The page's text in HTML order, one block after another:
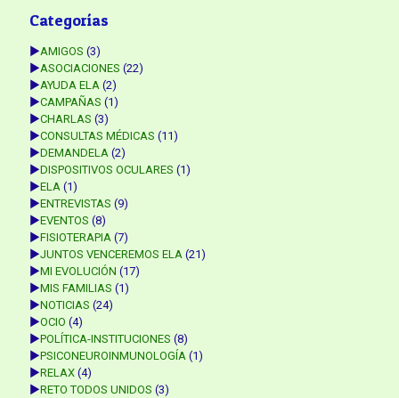
Categorías
►AMIGOS (3)
►ASOCIACIONES (22)
►AYUDA ELA (2)
►CAMPAÑAS (1)
►CHARLAS (3)
►CONSULTAS MÉDICAS (11)
►DEMANDELA (2)
►DISPOSITIVOS OCULARES (1)
►ELA (1)
►ENTREVISTAS (9)
►EVENTOS (8)
►FISIOTERAPIA (7)
►JUNTOS VENCEREMOS ELA (21)
►MI EVOLUCIÓN (17)
►MIS FAMILIAS (1)
►NOTICIAS (24)
►OCIO (4)
►POLÍTICA-INSTITUCIONES (8)
►PSICONEUROINMUNOLOGÍA (1)
►RELAX (4)
►RETO TODOS UNIDOS (3)